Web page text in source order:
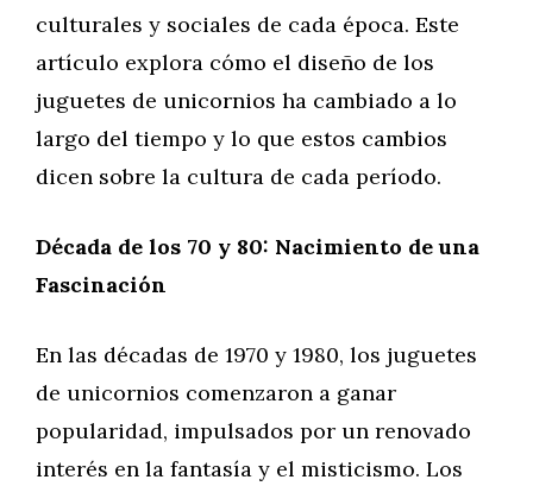
culturales y sociales de cada época. Este
artículo explora cómo el diseño de los
juguetes de unicornios ha cambiado a lo
largo del tiempo y lo que estos cambios
dicen sobre la cultura de cada período.
Década de los 70 y 80: Nacimiento de una
Fascinación
En las décadas de 1970 y 1980, los juguetes
de unicornios comenzaron a ganar
popularidad, impulsados por un renovado
interés en la fantasía y el misticismo. Los